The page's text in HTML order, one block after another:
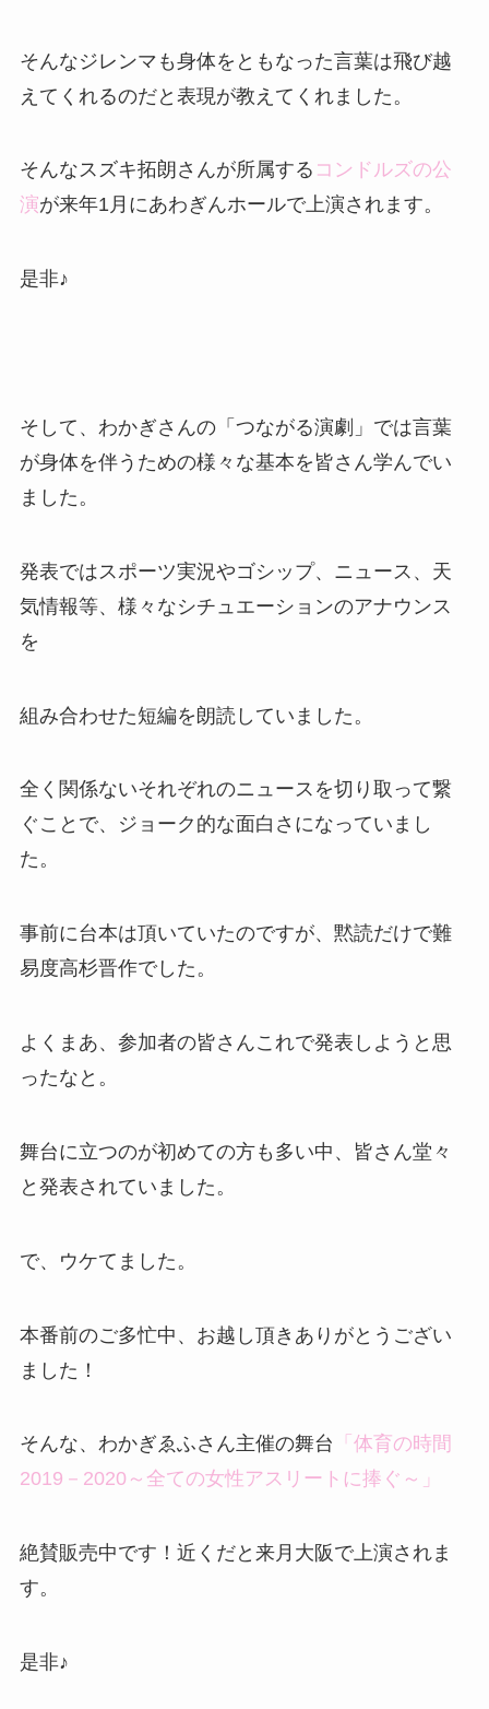
そんなジレンマも身体をともなった言葉は飛び越
えてくれるのだと表現が教えてくれました。
そんなスズキ拓朗さんが所属する コンドルズの公
演が来年1月にあわぎんホールで上演されます。
是非♪
そして、わかぎさんの「つながる演劇」では言葉
が身体を伴うための様々な基本を皆さん学んでい
ました。
発表ではスポーツ実況やゴシップ、ニュース、天
気情報等、様々なシチュエーションのアナウンス
を
組み合わせた短編を朗読していました。
全く関係ないそれぞれのニュースを切り取って繋
ぐことで、ジョーク的な面白さになっていまし
た。
事前に台本は頂いていたのですが、黙読だけで難
易度高杉晋作でした。
よくまあ、参加者の皆さんこれで発表しようと思
ったなと。
舞台に立つのが初めての方も多い中、皆さん堂々
と発表されていました。
で、ウケてました。
本番前のご多忙中、お越し頂きありがとうござい
ました！
そんな、わかぎゑふさん主催の舞台 「体育の時間
2019－2020～全ての女性アスリートに捧ぐ～」
絶賛販売中です！近くだと来月大阪で上演されま
す。
是非♪